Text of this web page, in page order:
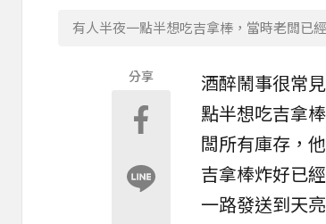
有人半夜一點半想吃吉拿棒，當時老闆已
分享 酒醉鬧事很常
點半想吃吉拿棒
闆所有庫存，
吉拿棒炸好已
一路發送到天